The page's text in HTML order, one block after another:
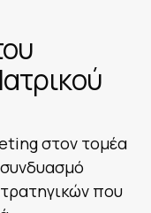
στον τομέα
συνδυασμό
που